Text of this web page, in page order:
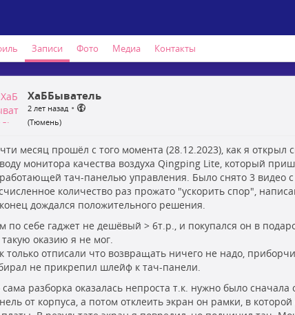
Записи Фото Медиа Контакты
ХаББыватель
2 лет назад •
(Тюмень)
месяц прошёл с того момента (28.12.2023), как я открыл
монитора качества воздуха Qingping Lite, который
тач-панелью управления. Было снято 3 видео
количество раз прожато "ускорить спор",
дождался положительного решения.
по себе гаджет не дешёвый > 6т.р., и покупался он в
такую оказию я не мог.
только отписали что возвращать ничего не надо,
не прикрепил шлейф к тач-панели.
сама разборка оказалась непроста т.к. нужно было
от корпуса, а потом отклеить экран он рамки, в